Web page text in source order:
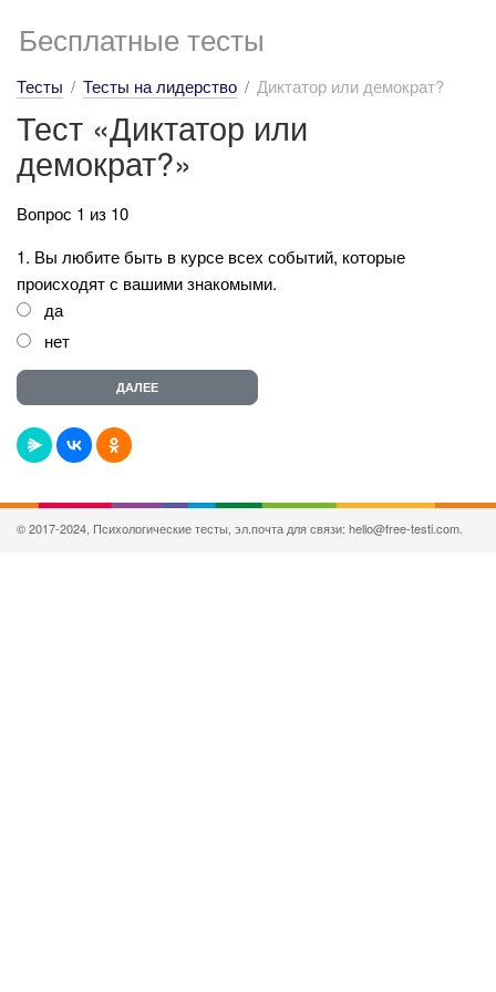
Бесплатные тесты
Тесты Тесты на лидерство Диктатор или демократ?
Тест «Диктатор или
демократ?»
Вопрос 1 из 10
1. Вы любите быть в курсе всех событий, которые
происходят с вашими знакомыми.
да
нет
© 2017-2024, Психологические тесты, эл.почта для связи: hello@free-testi.com.